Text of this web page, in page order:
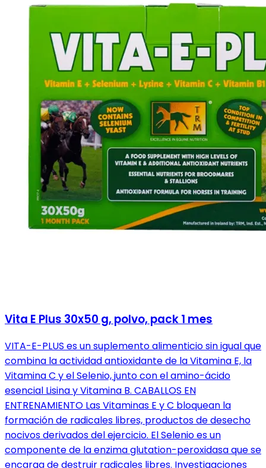
Vita E Plus 30x50 g, polvo, pack 1 mes
VITA-E-PLUS es un suplemento alimenticio sin igual que
combina la actividad antioxidante de la Vitamina E, la
Vitamina C y el Selenio, junto con el amino-ácido
esencial Lisina y Vitamina B. CABALLOS EN
ENTRENAMIENTO Las Vitaminas E y C bloquean la
formación de radicales libres, productos de desecho
nocivos derivados del ejercicio. El Selenio es un
componente de la enzima glutation-peroxidasa que se
encarga de destruir radicales libres. Investigaciones